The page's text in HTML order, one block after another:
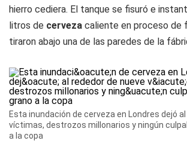
hierro cediera. El tanque se fisuró e
litros de cerveza caliente en proceso de
tiraron abajo una de las paredes de la
Esta inundación de cerveza en Londres dejó
víctimas, destrozos millonarios y ningún
a la copa